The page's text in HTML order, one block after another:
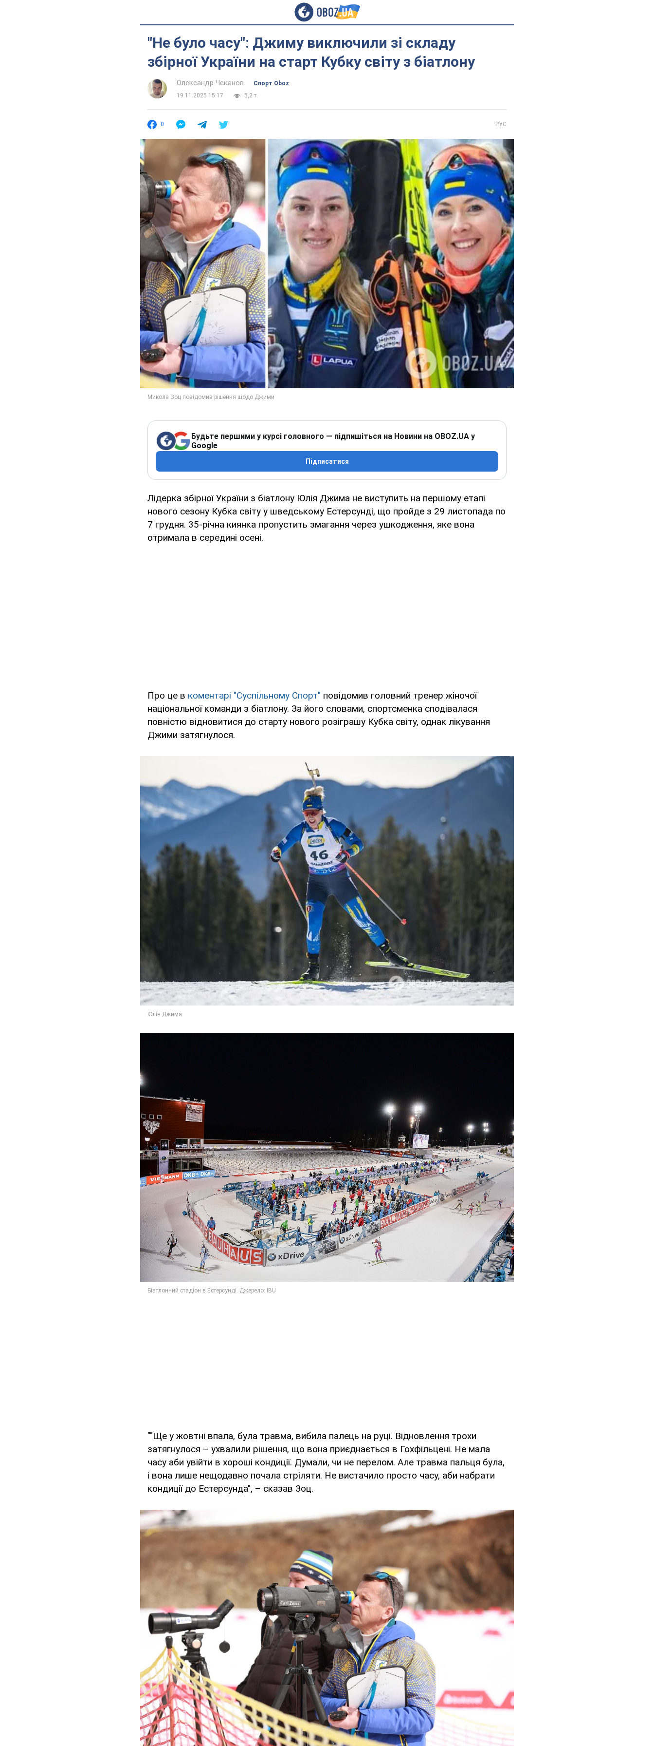
"Не було часу": Джиму виключили зі складу
збірної України на старт Кубку світу з біатлону
Олександр Чеканов
Спорт Oboz
19.11.2025 15:17
5,2 т.
0 РУС
Будьте першими у курсі головного — підпишіться на Новини на OBOZ.UA у
Google
Підписатися
Лідерка збірної України з біатлону Юлія Джима не виступить на першому етапі
нового сезону Кубка світу у шведському Естерсунді, що пройде з 29 листопада по
7 грудня. 35-річна киянка пропустить змагання через ушкодження, яке вона
отримала в середині осені.
Про це в коментарі "Суспільному Спорт" повідомив головний тренер жіночої
національної команди з біатлону. За його словами, спортсменка сподівалася
повністю відновитися до старту нового розіграшу Кубка світу, однак лікування
Джими затягнулося.
""Ще у жовтні впала, була травма, вибила палець на руці. Відновлення трохи
затягнулося – ухвалили рішення, що вона приєднається в Гохфільцені. Не мала
часу аби увійти в хороші кондиції. Думали, чи не перелом. Але травма пальця була,
і вона лише нещодавно почала стріляти. Не вистачило просто часу, аби набрати
кондиції до Естерсунда", – сказав Зоц.